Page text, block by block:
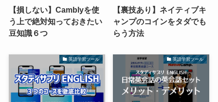
【損しない】Camblyを使
う上で絶対知っておきたい
豆知識６つ
【裏技あり】ネイティブキ
ャンプのコインをタダでも
らう方法
英語学習ツール 英語学習ツール